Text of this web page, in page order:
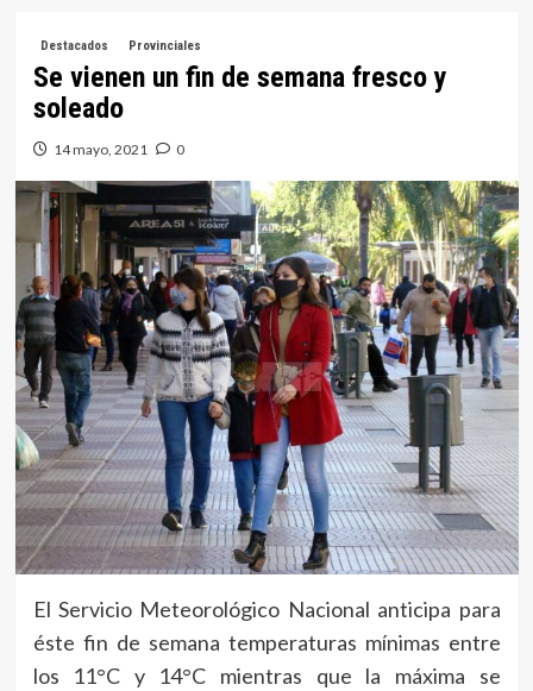
Destacados Provinciales
Se vienen un fin de semana fresco y
soleado
14 mayo, 2021 0
El Servicio Meteorológico Nacional anticipa para
éste fin de semana temperaturas mínimas entre
los 11°C y 14°C mientras que la máxima se